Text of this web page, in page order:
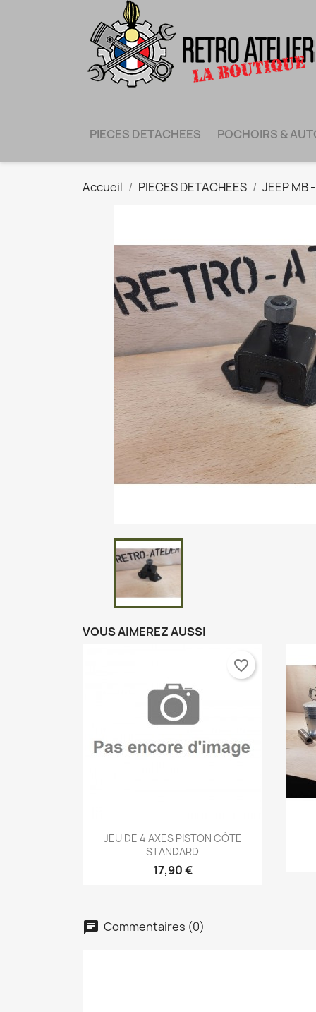
PIECES DETACHEES POCHOIRS &
Accueil PIECES DETACHEES JEEP MB
VOUS AIMEREZ AUSSI
Aperçu rapide
JEU DE 4 AXES PISTON CÔTE
STANDARD
17,90 €
favorite_border
chat Commentaires (0)